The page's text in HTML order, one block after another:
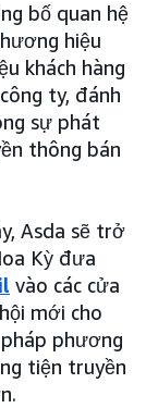
bố quan hệ
hiệu
khách hàng
ty, đánh
sự phát
thông bán
Asda sẽ trở
Kỳ đưa
vào các cửa
mới cho
phương
tiện truyền